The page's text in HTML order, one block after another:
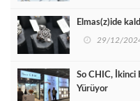
Elmas(z)ide
29/12/
So CHIC, İkinci
Yürüyor